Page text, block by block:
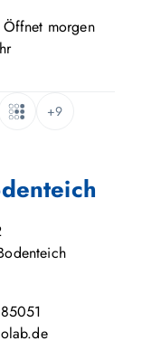
Öffnet morgen
+9